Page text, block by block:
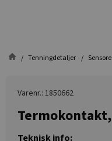
Tenningdetaljer
Varenr.: 1850662
Teknisk info: